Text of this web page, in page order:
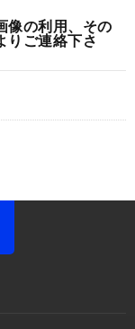
像の利用、その
りご連絡下さ